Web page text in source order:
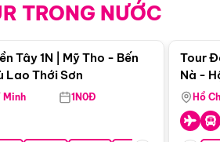
TRONG NƯỚC
Điểm nổi bật
Tây 1N | Mỹ Tho - Bến
Lao Thới Sơn
Minh 1N0Đ
Tour
Nà -
Nha
Hồ